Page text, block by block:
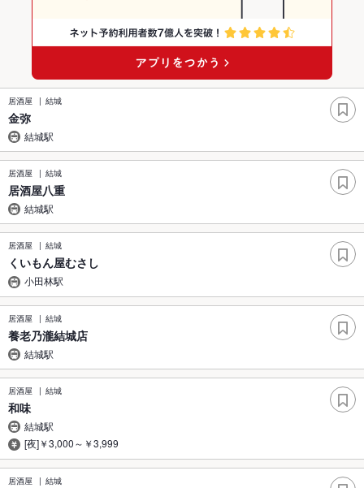
居酒屋 結城
金弥
結城駅
居酒屋 結城
居酒屋八重
結城駅
居酒屋 結城
くいもん屋むさし
小田林駅
居酒屋 結城
養老乃瀧結城店
結城駅
居酒屋 結城
和味
結城駅
[夜]￥3,000～￥3,999
居酒屋 結城